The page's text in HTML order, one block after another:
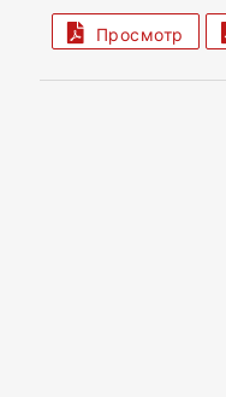
Просмотр